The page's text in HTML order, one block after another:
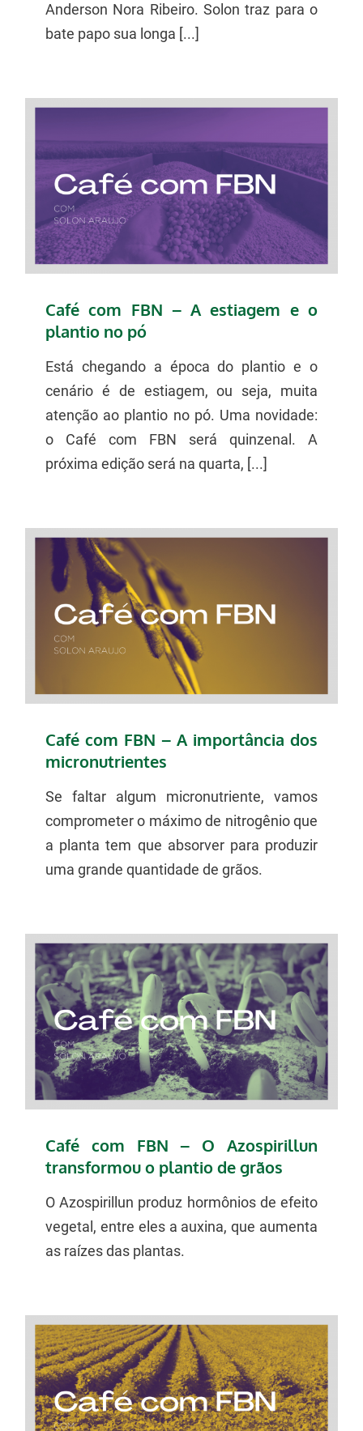
Anderson Nora Ribeiro. Solon traz para o
bate papo sua longa [...]
Café com FBN – A estiagem e o
plantio no pó
Está chegando a época do plantio e o
cenário é de estiagem, ou seja, muita
atenção ao plantio no pó. Uma novidade:
o Café com FBN será quinzenal. A
próxima edição será na quarta, [...]
Café com FBN – A importância dos
micronutrientes
Se faltar algum micronutriente, vamos
comprometer o máximo de nitrogênio que
a planta tem que absorver para produzir
uma grande quantidade de grãos.
Café com FBN – O Azospirillun
transformou o plantio de grãos
O Azospirillun produz hormônios de efeito
vegetal, entre eles a auxina, que aumenta
as raízes das plantas.